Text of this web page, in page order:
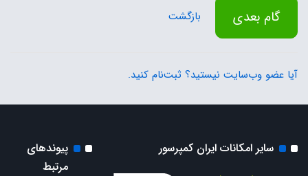
گام بعدی بازگشت
آیا عضو وب‌سایت نیستید؟ ثبت‌نام کنید.
سایر امکانات ایران کمپرسور
پیوندهای
مرتبط